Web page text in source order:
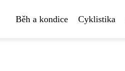
Běh a kondice Cyklistika